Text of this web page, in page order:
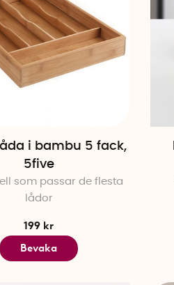
i bambu 5 fack,
5five
som passar de flesta
lådor
199 kr
Bevaka